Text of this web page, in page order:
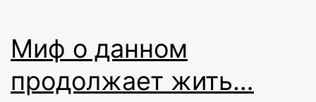
Миф о данном
продолжает жить…